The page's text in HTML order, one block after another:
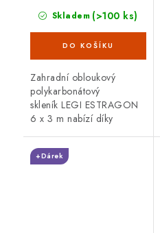
Skladem (>100 ks)
Zahradní obloukový
polykarbonátový
skleník LEGI ESTRAGON
6 x 3 m nabízí díky
ocelové konstrukci
vysokou odolnost proti
+Dárek